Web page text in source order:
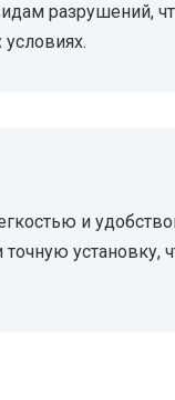
разрушений,
и
установку,